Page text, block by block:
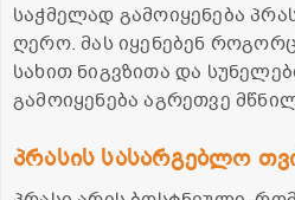
საჭმელად გამოიყენება
ღერო. მას იყენებენ
სახით ნიგვზითა და
გამოიყენება აგრეთვე
პრასის სასარგებლო